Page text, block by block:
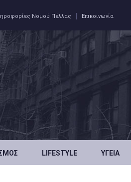
Νομού Πέλλας Επικοινωνία
LIFESTYLE ΥΓΕΊΑ